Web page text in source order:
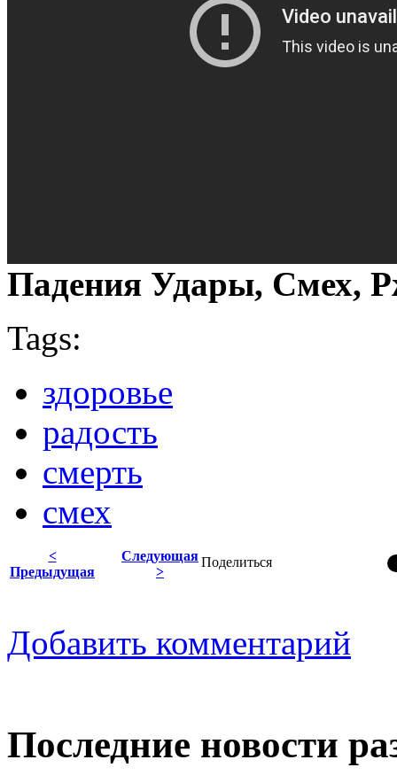
Падения Удары, Смех,
Tags:
здоровье
радость
смерть
смех
Поделиться
<
Предыдущая
Следующая
>
Добавить комментарий
Последние новости